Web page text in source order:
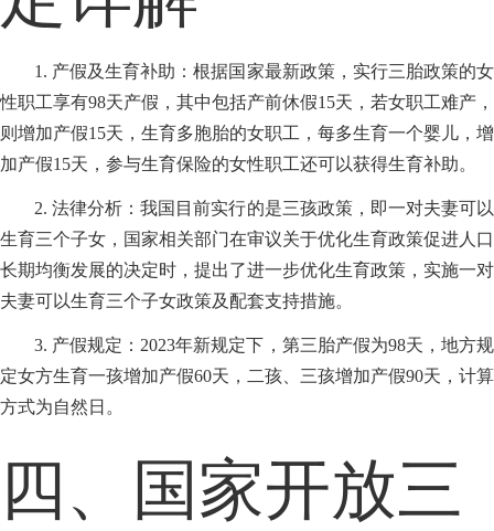
1. 产假及生育补助：根据国家最新政策，实行三胎政策的女
性职工享有98天产假，其中包括产前休假15天，若女职工难产，
则增加产假15天，生育多胞胎的女职工，每多生育一个婴儿，增
加产假15天，参与生育保险的女性职工还可以获得生育补助。
2. 法律分析：我国目前实行的是三孩政策，即一对夫妻可以
生育三个子女，国家相关部门在审议关于优化生育政策促进人口
长期均衡发展的决定时，提出了进一步优化生育政策，实施一对
夫妻可以生育三个子女政策及配套支持措施。
3. 产假规定：2023年新规定下，第三胎产假为98天，地方规
定女方生育一孩增加产假60天，二孩、三孩增加产假90天，计算
方式为自然日。
四、国家开放三